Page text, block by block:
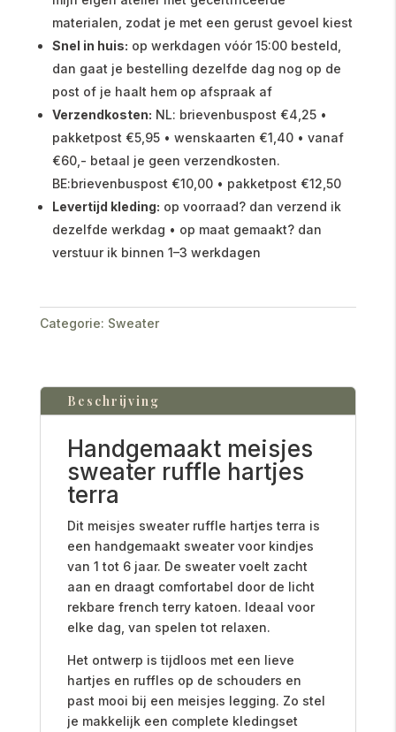
materialen, zodat je met een gerust gevoel kiest
Snel in huis: op werkdagen vóór 15:00 besteld,
dan gaat je bestelling dezelfde dag nog op de
post of je haalt hem op afspraak af
Verzendkosten: NL: brievenbuspost €4,25 •
pakketpost €5,95 • wenskaarten €1,40 • vanaf
€60,- betaal je geen verzendkosten.
BE:brievenbuspost €10,00 • pakketpost €12,50
Levertijd kleding: op voorraad? dan verzend ik
dezelfde werkdag • op maat gemaakt? dan
verstuur ik binnen 1–3 werkdagen
Categorie: Sweater
Beschrijving
Handgemaakt meisjes
sweater ruffle hartjes
terra
Dit meisjes sweater ruffle hartjes terra is
een handgemaakt sweater voor kindjes
van 1 tot 6 jaar. De sweater voelt zacht
aan en draagt comfortabel door de licht
rekbare french terry katoen. Ideaal voor
elke dag, van spelen tot relaxen.
Het ontwerp is tijdloos met een lieve
hartjes en ruffles op de schouders en
past mooi bij een meisjes legging. Zo stel
je makkelijk een complete kledingset